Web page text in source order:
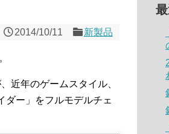
2014/10/11 新製品
近年のゲームスタイル、
ダー」をフルモデルチェ